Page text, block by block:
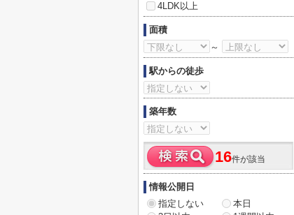
4LDK以上
面積
～
駅からの徒歩
築年数
16件が該当
情報公開日
指定しない
本日